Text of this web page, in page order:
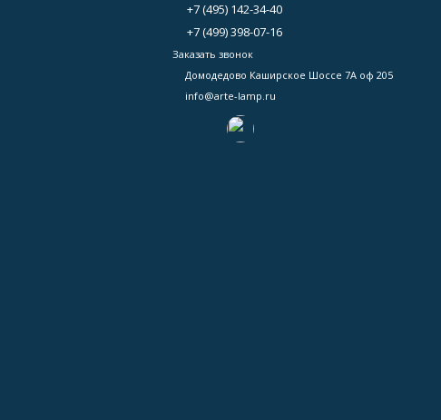
+7 (495) 142-34-40
+7 (499) 398-07-16
Заказать звонок
Домодедово Каширское Шоссе 7А оф 205
info@arte-lamp.ru